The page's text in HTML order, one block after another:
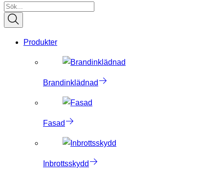
Produkter
Brandinklädnad
Fasad
Inbrottsskydd